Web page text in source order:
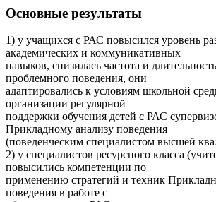
Основные результаты
1) у учащихся с РАС повысился уровень
академических и коммуникативных
навыков, снизилась частота и
проблемного поведения, они
адаптировались к условиям школьной
организации регулярной
поддержки обучения детей с РАС
Прикладному анализу поведения
(поведенческим специалистом высшей
2) у специалистов ресурсного класса
повысились компетенции по
применению стратегий и техник
поведения в работе с